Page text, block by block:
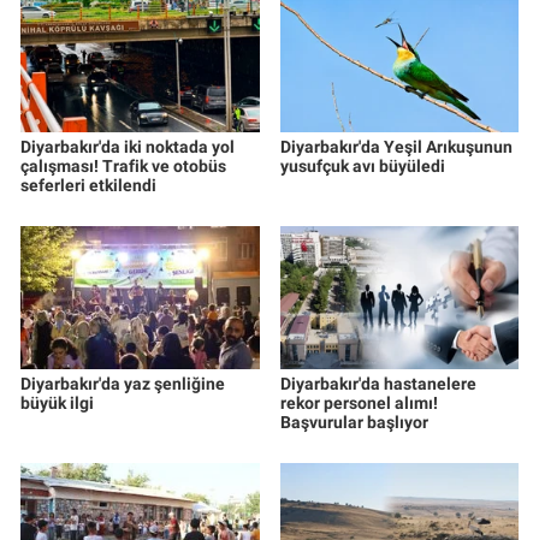
Diyarbakır'da iki noktada yol
çalışması! Trafik ve otobüs
seferleri etkilendi
Diyarbakır'da Yeşil Arıkuşunun
yusufçuk avı büyüledi
Diyarbakır'da yaz şenliğine
büyük ilgi
Diyarbakır'da hastanelere
rekor personel alımı!
Başvurular başlıyor